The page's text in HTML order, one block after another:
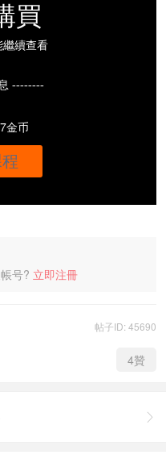
買
繼續查看
--------
金币
号? 立即注冊
帖子ID: 45690
4贊
